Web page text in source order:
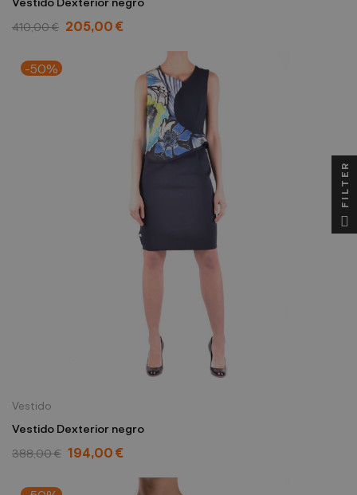
410,00 € 205,00 €
-50%
Vestido
Vestido Dexterior negro
388,00 € 194,00 €
FILTER